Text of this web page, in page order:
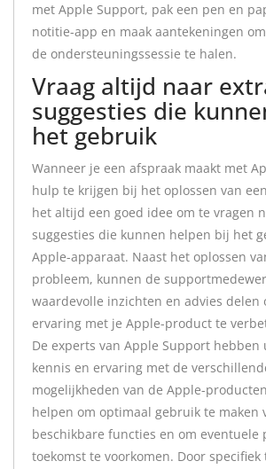
met Apple Support, pak een pen en
notitie-app en maak aantekeningen
de ondersteuningssessie te halen.
Vraag altijd naar
suggesties die
het gebruik
Wanneer je een afspraak maakt met
hulp te krijgen bij het oplossen van
het altijd een goed idee om te vragen
suggesties die kunnen helpen bij het
Apple-apparaat. Naast het oplossen
probleem, kunnen de
waardevolle inzichten en advies delen
ervaring met je Apple-product te
De experts van Apple Support hebben
kennis en ervaring met de
mogelijkheden van de Apple-
helpen om optimaal gebruik te maken
beschikbare functies en om eventuele
toekomst te voorkomen. Door